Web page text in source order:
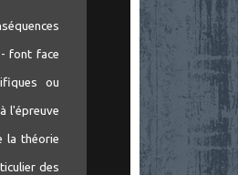
font face
ou
l'épreuve
la théorie
des